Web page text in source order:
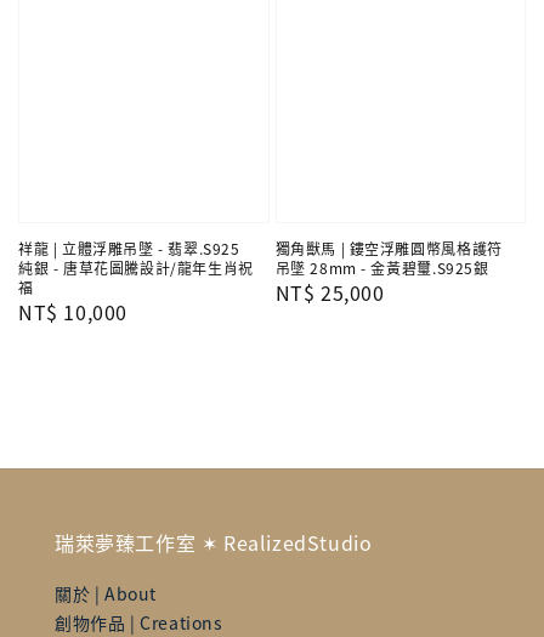
祥龍 | 立體浮雕吊墜 - 翡翠.S925
純銀 - 唐草花圖騰設計/龍年生肖祝
福
Regular
NT$ 10,000
獨角獸馬 | 鏤空浮雕圓幣風格護符
吊墜 28mm - 金黃碧璽.S925銀
Regular
NT$ 25,000
瑞萊夢臻工作室 ✶ RealizedStudio
關於 | About
創物作品 | Creations